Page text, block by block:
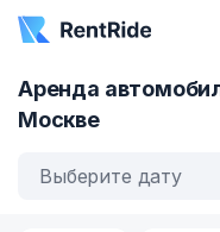
Аренда
Москве
Выберите дату